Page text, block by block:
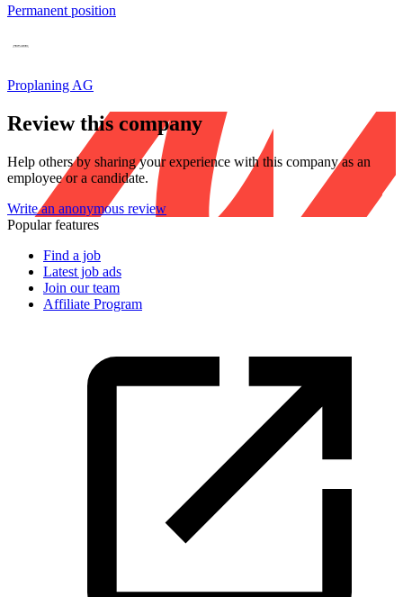
Permanent position
Proplaning AG
Review this company
Help others by sharing your experience with this company as an
employee or a candidate.
Write an anonymous review
Popular features
Find a job
Latest job ads
Join our team
Affiliate Program